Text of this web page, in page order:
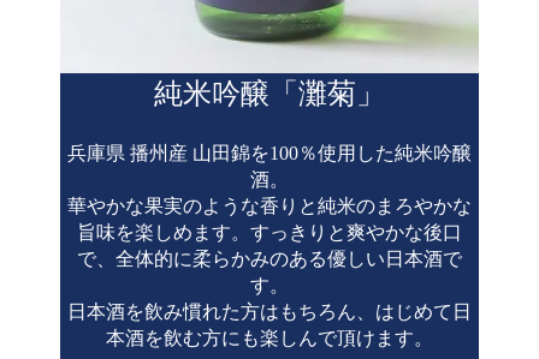
純米吟醸「灘菊」
兵庫県 播州産 山田錦を100％使用した純米吟醸
酒。
華やかな果実のような香りと純米のまろやかな
旨味を楽しめます。すっきりと爽やかな後口
で、全体的に柔らかみのある優しい日本酒で
す。
日本酒を飲み慣れた方はもちろん、はじめて日
本酒を飲む方にも楽しんで頂けます。